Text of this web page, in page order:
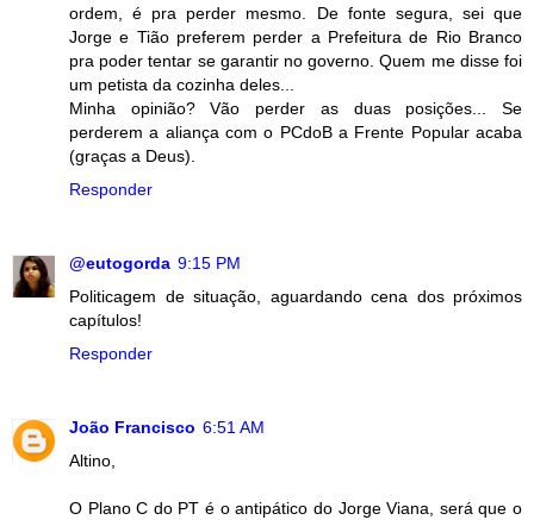
ordem, é pra perder mesmo. De fonte segura, sei que
Jorge e Tião preferem perder a Prefeitura de Rio Branco
pra poder tentar se garantir no governo. Quem me disse foi
um petista da cozinha deles...
Minha opinião? Vão perder as duas posições... Se
perderem a aliança com o PCdoB a Frente Popular acaba
(graças a Deus).
Responder
@eutogorda 9:15 PM
Politicagem de situação, aguardando cena dos próximos
capítulos!
Responder
João Francisco 6:51 AM
Altino,
O Plano C do PT é o antipático do Jorge Viana, será que o